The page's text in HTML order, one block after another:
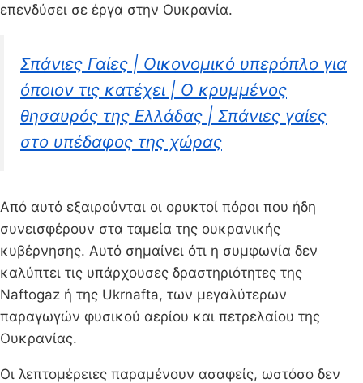
επενδύσει σε έργα στην Ουκρανία.
Σπάνιες Γαίες | Oικονομικό υπερόπλο για
όποιον τις κατέχει | Ο κρυμμένος
θησαυρός της Ελλάδας | Σπάνιες γαίες
στο υπέδαφος της χώρας
Από αυτό εξαιρούνται οι ορυκτοί πόροι που ήδη
συνεισφέρουν στα ταμεία της ουκρανικής
κυβέρνησης. Αυτό σημαίνει ότι η συμφωνία δεν
καλύπτει τις υπάρχουσες δραστηριότητες της
Naftogaz ή της Ukrnafta, των μεγαλύτερων
παραγωγών φυσικού αερίου και πετρελαίου της
Ουκρανίας.
Οι λεπτομέρειες παραμένουν ασαφείς, ωστόσο δεν